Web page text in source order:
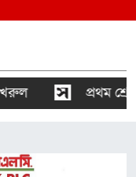
প্রথম শ্রেণিতে